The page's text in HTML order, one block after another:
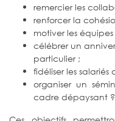
remercier les
renforcer la
motiver les
célébrer un
particulier ;
fidéliser les salariés
organiser un
cadre dépaysant ?